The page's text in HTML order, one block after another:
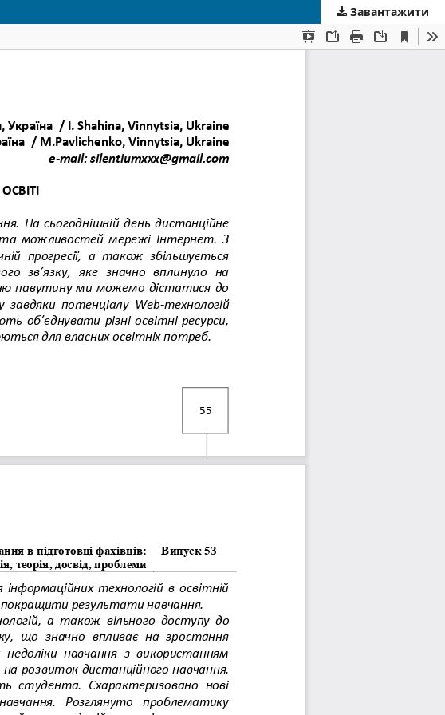
Завантажити